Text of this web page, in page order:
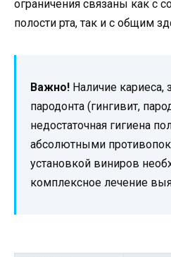
ограничения связаны как с
полости рта, так и с общим
Важно! Наличие кариеса,
пародонта (гингивит,
недостаточная гигиена
абсолютными
установкой виниров
комплексное лечение